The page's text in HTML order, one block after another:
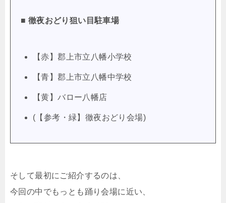
■ 徹夜おどり狙い目駐車場
【赤】郡上市立八幡小学校
【青】郡上市立八幡中学校
【黄】バロー八幡店
(【参考・緑】徹夜おどり会場)
そして最初にご紹介するのは、
今回の中でもっとも踊り会場に近い、